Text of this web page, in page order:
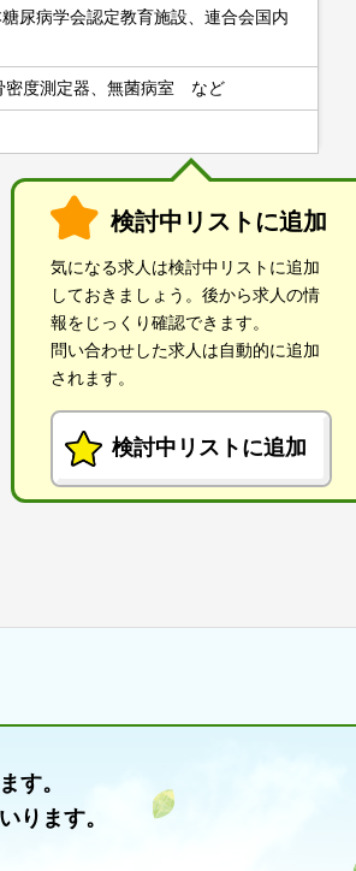
尿病学会認定教育施設、連合会国内
密度測定器、無菌病室 など
検討中リストに追加
気になる求人は検討中リストに追加
しておきましょう。後から求人の情
報をじっくり確認できます。
問い合わせした求人は自動的に追加
されます。
検討中リストに追加
す。
ります。